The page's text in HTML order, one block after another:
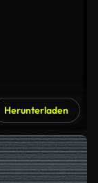
Herunterladen